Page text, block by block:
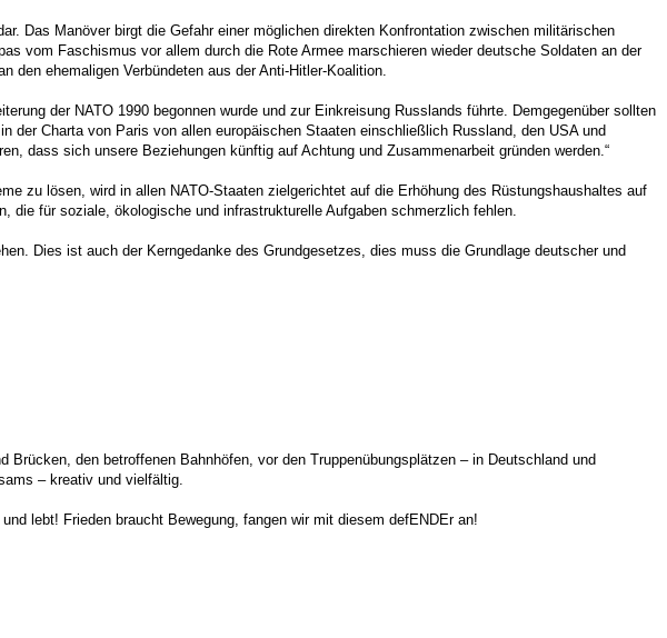
Das Manöver birgt die Gefahr einer möglichen direkten Konfrontation zwischen militärischen
vom Faschismus vor allem durch die Rote Armee marschieren wieder deutsche Soldaten an der
den ehemaligen Verbündeten aus der Anti-Hitler-Koalition.
der NATO 1990 begonnen wurde und zur Einkreisung Russlands führte. Demgegenüber sollten
Charta von Paris von allen europäischen Staaten einschließlich Russland, den USA und
dass sich unsere Beziehungen künftig auf Achtung und Zusammenarbeit gründen werden.“
zu lösen, wird in allen NATO-Staaten zielgerichtet auf die Erhöhung des Rüstungshaushaltes auf
die für soziale, ökologische und infrastrukturelle Aufgaben schmerzlich fehlen.
Dies ist auch der Kerngedanke des Grundgesetzes, dies muss die Grundlage deutscher und
den betroffenen Bahnhöfen, vor den Truppenübungsplätzen – in Deutschland und
– kreativ und vielfältig.
lebt! Frieden braucht Bewegung, fangen wir mit diesem defENDEr an!